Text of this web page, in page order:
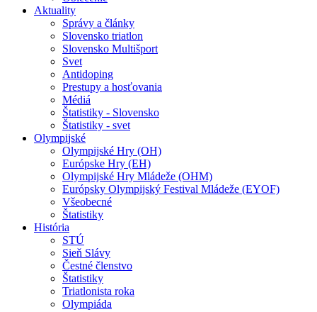
Aktuality
Správy a články
Slovensko triatlon
Slovensko Multišport
Svet
Antidoping
Prestupy a hosťovania
Médiá
Štatistiky - Slovensko
Štatistiky - svet
Olympijské
Olympijské Hry (OH)
Európske Hry (EH)
Olympijské Hry Mládeže (OHM)
Európsky Olympijský Festival Mládeže (EYOF)
Všeobecné
Štatistiky
História
STÚ
Sieň Slávy
Čestné členstvo
Štatistiky
Triatlonista roka
Olympiáda